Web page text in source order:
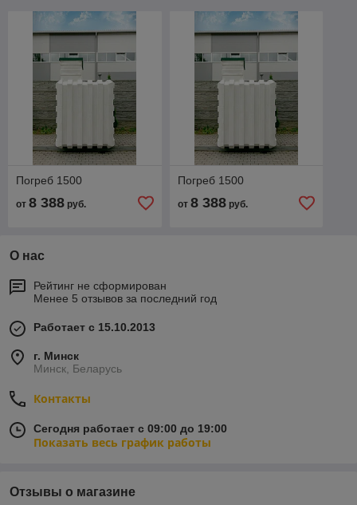
Погреб 1500
от 8 388 руб.
Погреб 1500
от 8 388руб.
О нас
Рейтинг не сформирован
Менее 5 отзывов за последний год
Работает с 15.10.2013
г. Минск
Минск, Беларусь
Контакты
Сегодня работает с 09:00 до 19:00
Показать весь график работы
Отзывы о магазине